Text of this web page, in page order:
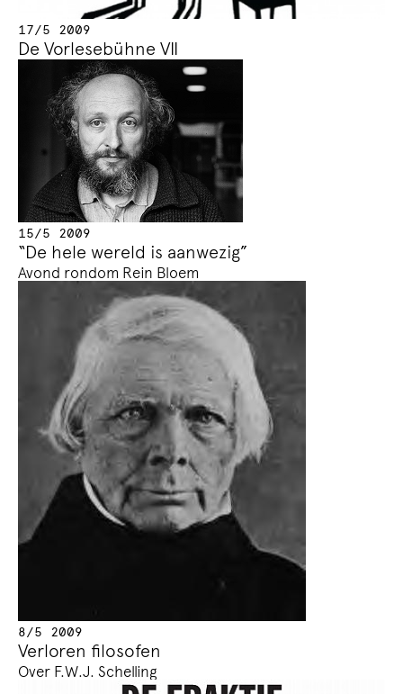
17/5 2009
De Vorlesebühne VII
15/5 2009
“De hele wereld is aanwezig”
Avond rondom Rein Bloem
8/5 2009
Verloren filosofen
Over F.W.J. Schelling